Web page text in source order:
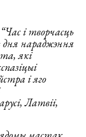
і творчасць
дня нараджэння
які
і яго
Латвіі,